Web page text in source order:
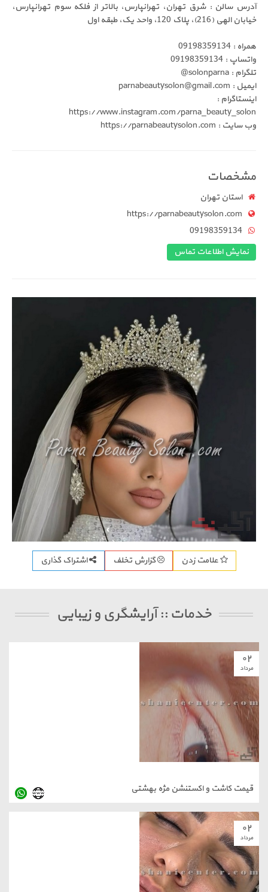
آدرس سالن : شرق تهران، تهرانپارس، بالاتر از فلکه سوم تهرانپارس،
خیابان الهی (216)، پلاک 120، واحد یک، طبقه اول
همراه : 09198359134
واتساپ : 09198359134
تلگرام : solonparna@
ایمیل : parnabeautysolon@gmail.com
اینستاگرام :
https://www.instagram.com/parna_beauty_solon
وب سایت : https://parnabeautysolon.com
مشخصات
استان تهران
https://parnabeautysolon.com
09198359134
نمایش اطلاعات تماس
علامت زدن گزارش تخلف اشتراک گذاری
خدمات :: آرایشگری و زیبایی
۰۲
مرداد
قیمت کاشت و اکستنشن مژه بهشتی
۰۲
مرداد